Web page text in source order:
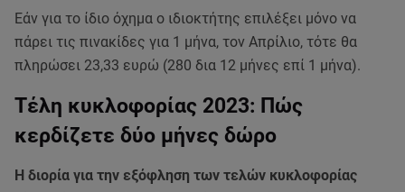
Εάν για το ίδιο όχημα ο ιδιοκτήτης επιλέξει μόνο να
πάρει τις πινακίδες για 1 μήνα, τον Απρίλιο, τότε θα
πληρώσει 23,33 ευρώ (280 δια 12 μήνες επί 1 μήνα).
Τέλη κυκλοφορίας 2023: Πώς
κερδίζετε δύο μήνες δώρο
Η διορία για την εξόφληση των τελών κυκλοφορίας